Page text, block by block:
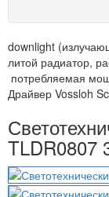
downlight
литой радиатор,
потребляемая
Драйвер Vossloh
TLDR0807